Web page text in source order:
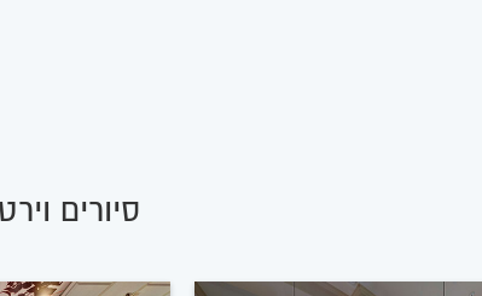
סיורים